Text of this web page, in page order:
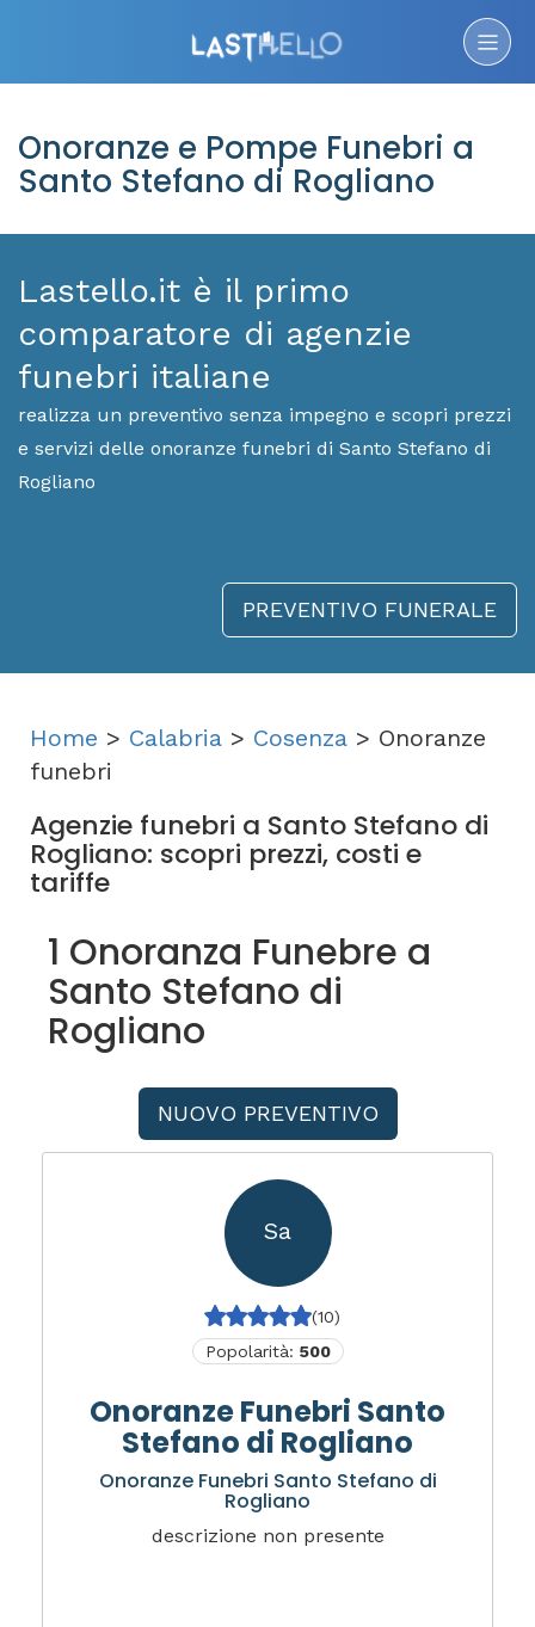
Onoranze e Pompe Funebri a
Santo Stefano di Rogliano
Lastello.it è il primo
comparatore di agenzie
funebri italiane
realizza un preventivo senza impegno e scopri prezzi
e servizi delle onoranze funebri di Santo Stefano di
Rogliano
PREVENTIVO FUNERALE
Home > Calabria > Cosenza > Onoranze
funebri
Agenzie funebri a Santo Stefano di
Rogliano: scopri prezzi, costi e
tariffe
1 Onoranza Funebre a
Santo Stefano di
Rogliano
NUOVO PREVENTIVO
Sa
(10)
Popolarità: 500
Onoranze Funebri Santo
Stefano di Rogliano
Onoranze Funebri Santo Stefano di
Rogliano
descrizione non presente